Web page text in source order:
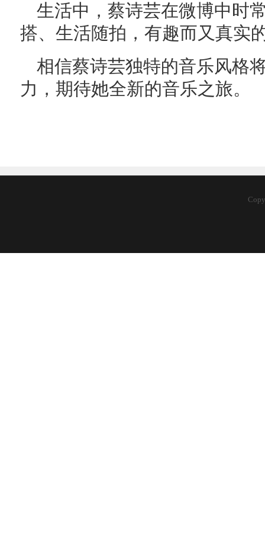
生活中，蔡诗芸在微博中时
搭、生活随拍，有趣而又真实
相信蔡诗芸独特的音乐风格
力，期待她全新的音乐之旅。